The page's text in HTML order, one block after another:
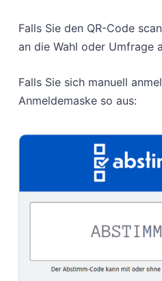
Falls Sie den QR-Code
an die Wahl oder Umfrage
Falls Sie sich manuell
Anmeldemaske so aus: